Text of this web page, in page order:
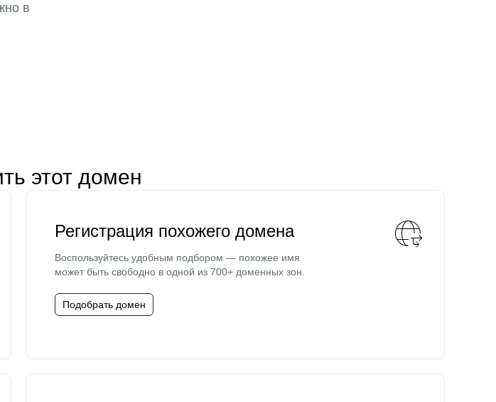
в
этот домен
Регистрация похожего домена
Воспользуйтесь удобным подбором — похожее имя
может быть свободно в одной из 700+ доменных зон.
Подобрать домен